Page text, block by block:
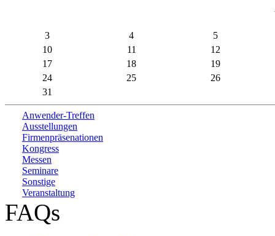
3 4
5
10
11
12
17
18
19
24
25
26
31
Anwender-Treffen
Ausstellungen
Firmenpräsenationen
Kongress
Messen
Seminare
Sonstige
Veranstaltung
FAQs